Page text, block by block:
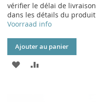
vérifier le délai de livraison
dans les détails du produit
Voorraad info
Ajouter au panier
AJOUTER